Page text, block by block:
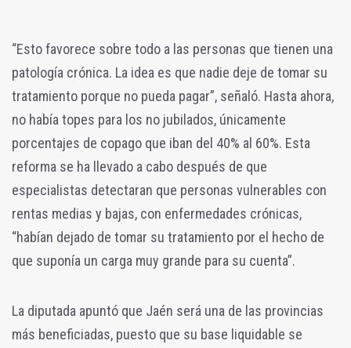
“Esto favorece sobre todo a las personas que tienen una
patología crónica. La idea es que nadie deje de tomar su
tratamiento porque no pueda pagar”, señaló. Hasta ahora,
no había topes para los no jubilados, únicamente
porcentajes de copago que iban del 40% al 60%. Esta
reforma se ha llevado a cabo después de que
especialistas detectaran que personas vulnerables con
rentas medias y bajas, con enfermedades crónicas,
“habían dejado de tomar su tratamiento por el hecho de
que suponía un carga muy grande para su cuenta”.
La diputada apuntó que Jaén será una de las provincias
más beneficiadas, puesto que su base liquidable se